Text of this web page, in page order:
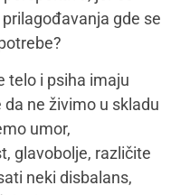
i ne
evo par
psihoterapije
Dok pravite
se udaljimo od
i sve tehnike
trenutnak će